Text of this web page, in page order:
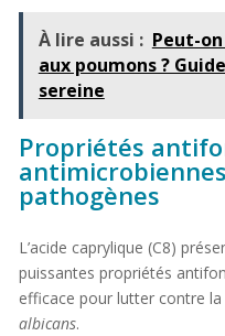
À lire aussi : Peut-
aux poumons ?
sereine
Propriétés
pathogènes
L’acide caprylique (C8)
puissantes propriétés
efficace pour lutter contre
albicans.